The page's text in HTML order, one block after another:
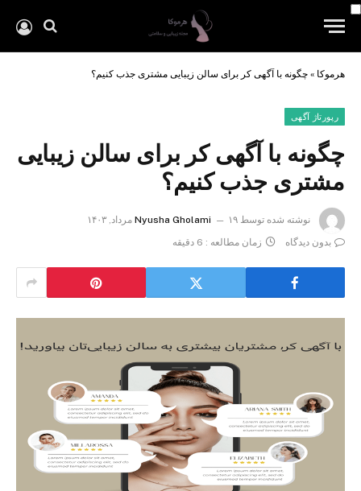
هرموکا » چگونه با آگهی کر برای سالن زیبایی مشتری جذب کنیم؟
رپورتاژ آگهی
چگونه با آگهی کر برای سالن زیبایی
مشتری جذب کنیم؟
نوشته شده توسط Nyusha Gholami
۱۹ مرداد, ۱۴۰۳
بدون دیدگاه
زمان مطالعه : 6 دقیقه